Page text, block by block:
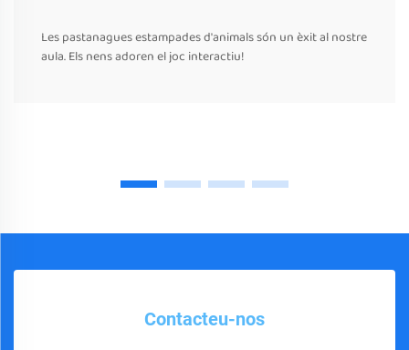
Les pastanagues estampades d'animals són un èxit al nostre
aula. Els nens adoren el joc interactiu!
Contacteu-nos